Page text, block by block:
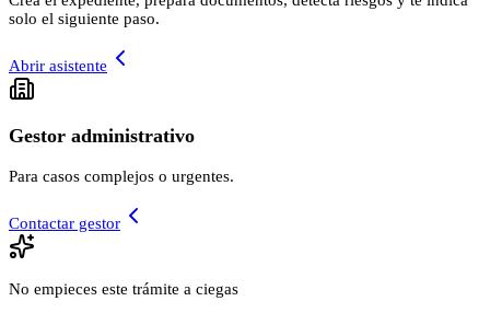
solo el siguiente paso.
Abrir asistente
Gestor administrativo
Para casos complejos o urgentes.
Contactar gestor
No empieces este trámite a ciegas